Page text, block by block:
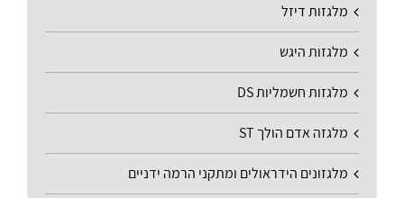
מלגזות דיזל
מלגזות היגש
מלגזות חשמליות DS
מלגזה אדם הולך ST
מלגזונים הידראולים ומתקני הרמה ידניים